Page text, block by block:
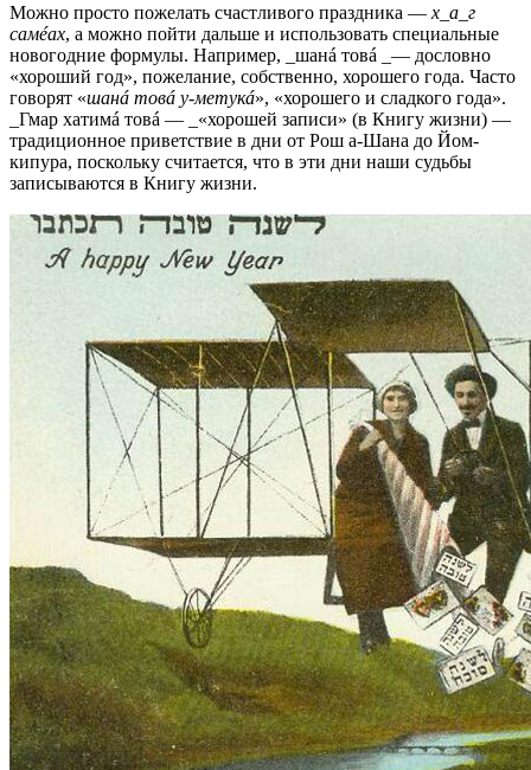
Можно просто пожелать счастливого праздника — х_а_г
самéах, а можно пойти дальше и использовать специальные
новогодние формулы. Например, _шанá товá _— дословно
«хороший год», пожелание, собственно, хорошего года. Часто
говорят «шанá товá у-метукá», «хорошего и сладкого года».
_Гмар хатимá товá — _«хорошей записи» (в Книгу жизни) —
традиционное приветствие в дни от Рош а-Шана до Йом-
кипура, поскольку считается, что в эти дни наши судьбы
записываются в Книгу жизни.